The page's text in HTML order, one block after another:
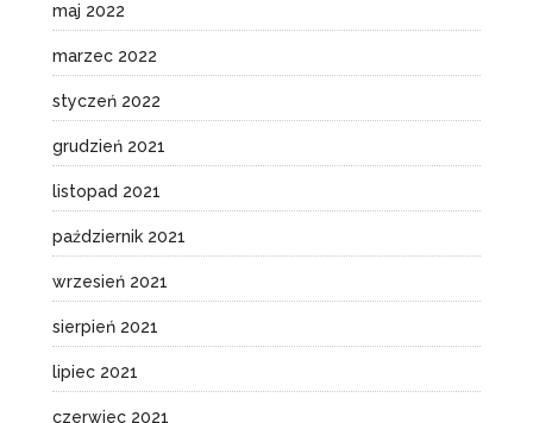
maj 2022
marzec 2022
styczeń 2022
grudzień 2021
listopad 2021
październik 2021
wrzesień 2021
sierpień 2021
lipiec 2021
czerwiec 2021